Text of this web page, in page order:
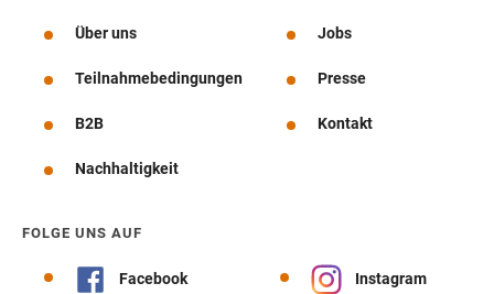
Über uns Jobs
Teilnahmebedingungen Presse
B2B Kontakt
Nachhaltigkeit
FOLGE UNS AUF
Facebook Instagram